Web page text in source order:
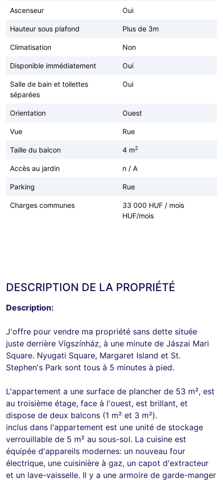
Ascenseur Oui
Hauteur sous plafond Plus de 3m
Climatisation Non
Disponible immédiatement Oui
Salle de bain et toilettes
séparées
Oui
Orientation Ouest
Vue Rue
Taille du balcon 4 m2
Accès au jardin n / A
Parking Rue
Charges communes
33 000 HUF / mois
HUF/mois
DESCRIPTION DE LA PROPRIÉTÉ
Description:
J'offre pour vendre ma propriété sans dette située
juste derrière Vígszínház, à une minute de Jászai Mari
Square. Nyugati Square, Margaret Island et St.
Stephen's Park sont tous à 5 minutes à pied.
L'appartement a une surface de plancher de 53 m², est
au troisième étage, face à l'ouest, est brillant, et
dispose de deux balcons (1 m² et 3 m²).
inclus dans l'appartement est une unité de stockage
verrouillable de 5 m² au sous-sol. La cuisine est
équipée d'appareils modernes: un nouveau four
électrique, une cuisinière à gaz, un capot d'extracteur
et un lave-vaisselle. Il y a une armoire de garde-manger